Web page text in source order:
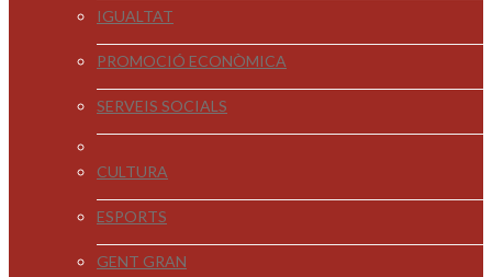
IGUALTAT
PROMOCIÓ ECONÒMICA
SERVEIS SOCIALS
CULTURA
ESPORTS
GENT GRAN